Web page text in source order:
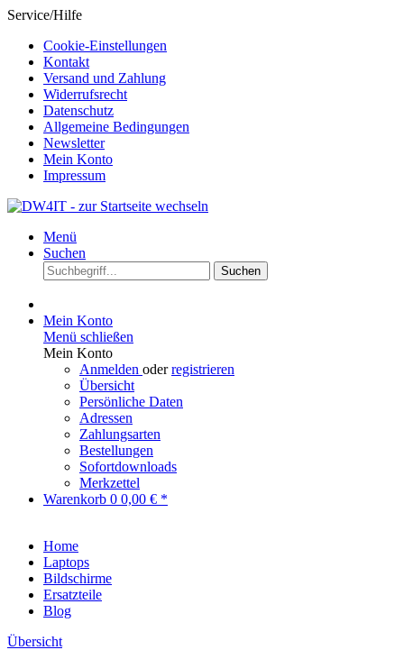
Service/Hilfe
Cookie-Einstellungen
Kontakt
Versand und Zahlung
Widerrufsrecht
Datenschutz
Allgemeine Bedingungen
Newsletter
Mein Konto
Impressum
Menü
Suchen
Suchen
Mein Konto
Menü schließen
Mein Konto
Anmelden oderregistrieren
Übersicht
Persönliche Daten
Adressen
Zahlungsarten
Bestellungen
Sofortdownloads
Merkzettel
Warenkorb 0 0,00 € *
Home
Laptops
Bildschirme
Ersatzteile
Blog
Übersicht